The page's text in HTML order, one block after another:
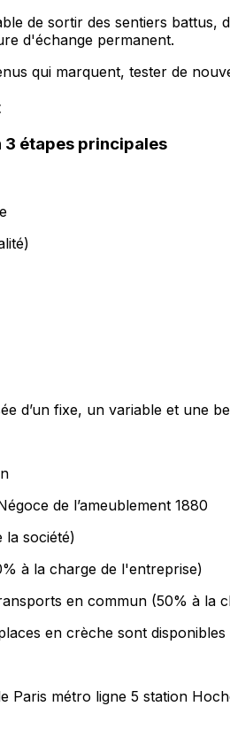
de sortir des sentiers battus,
d'échange permanent.
qui marquent, tester de
3 étapes principales
d’un fixe, un variable et une
de l’ameublement 1880
la société)
à la charge de l'entreprise)
en commun (50% à la
en crèche sont
Paris métro ligne 5 station